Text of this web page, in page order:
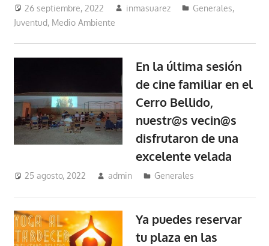
26 septiembre, 2022 inmasuarez Generales,
Juventud, Medio Ambiente
En la última sesión
de cine familiar en el
Cerro Bellido,
nuestr@s vecin@s
disfrutaron de una
excelente velada
25 agosto, 2022 admin Generales
Ya puedes reservar
tu plaza en las